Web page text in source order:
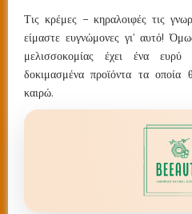
Τις κρέμες – κηραλοιφές τις
είμαστε ευγνώμονες γι’ αυτό!
μελισσοκομίας έχει ένα
δοκιμασμένα προϊόντα τα
καιρώ.